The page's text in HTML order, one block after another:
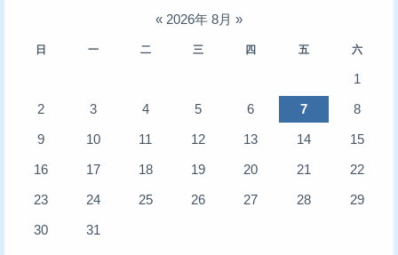
« 2026年 8月 »
日 一 二 三 四 五 六
1
2
3 4 5 6 7
8
9
10 11 12 13 14
15
16
17 18 19 20 21
22
23
24 25 26 27 28
29
30
31